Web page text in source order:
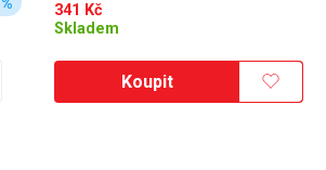
%
341 Kč
Skladem
Koupit